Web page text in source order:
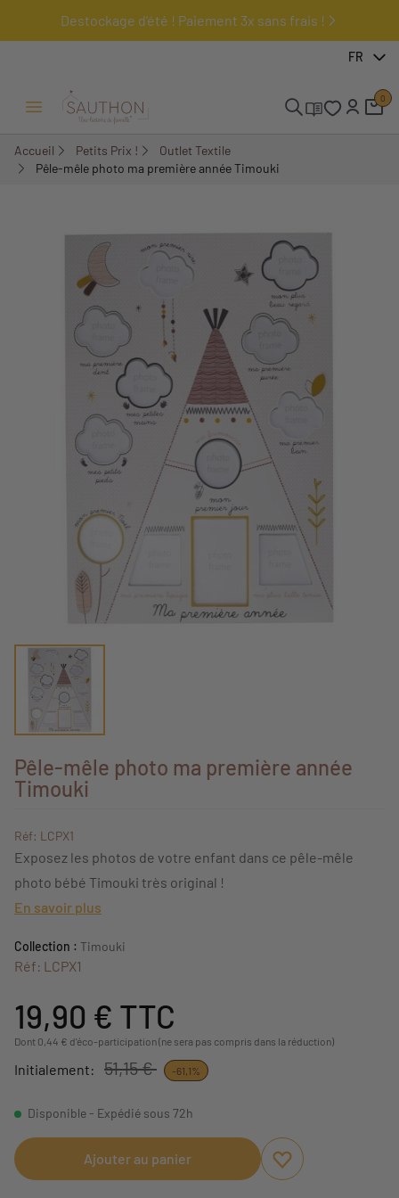
Destockage d'été ! Paiement 3x sans frais !
FR
Ouvrir/Fermer menu
0
Accueil Petits Prix !
Outlet Textile
Pêle-mêle photo ma première année Timouki
-61,1%
Pêle-mêle photo ma première année
Timouki
Réf: LCPX1
Exposez les photos de votre enfant dans ce pêle-mêle
photo bébé Timouki très original !
En savoir plus
Collection : Timouki
Réf: LCPX1
19,90 € TTC
Dont 0,44 € d'éco-participation (ne sera pas compris dans la réduction)
Initialement: 51,15 € -61,1%
Disponible - Expédié sous 72h
Ajouter au panier
Ajouter aux favoris
Supprimer des